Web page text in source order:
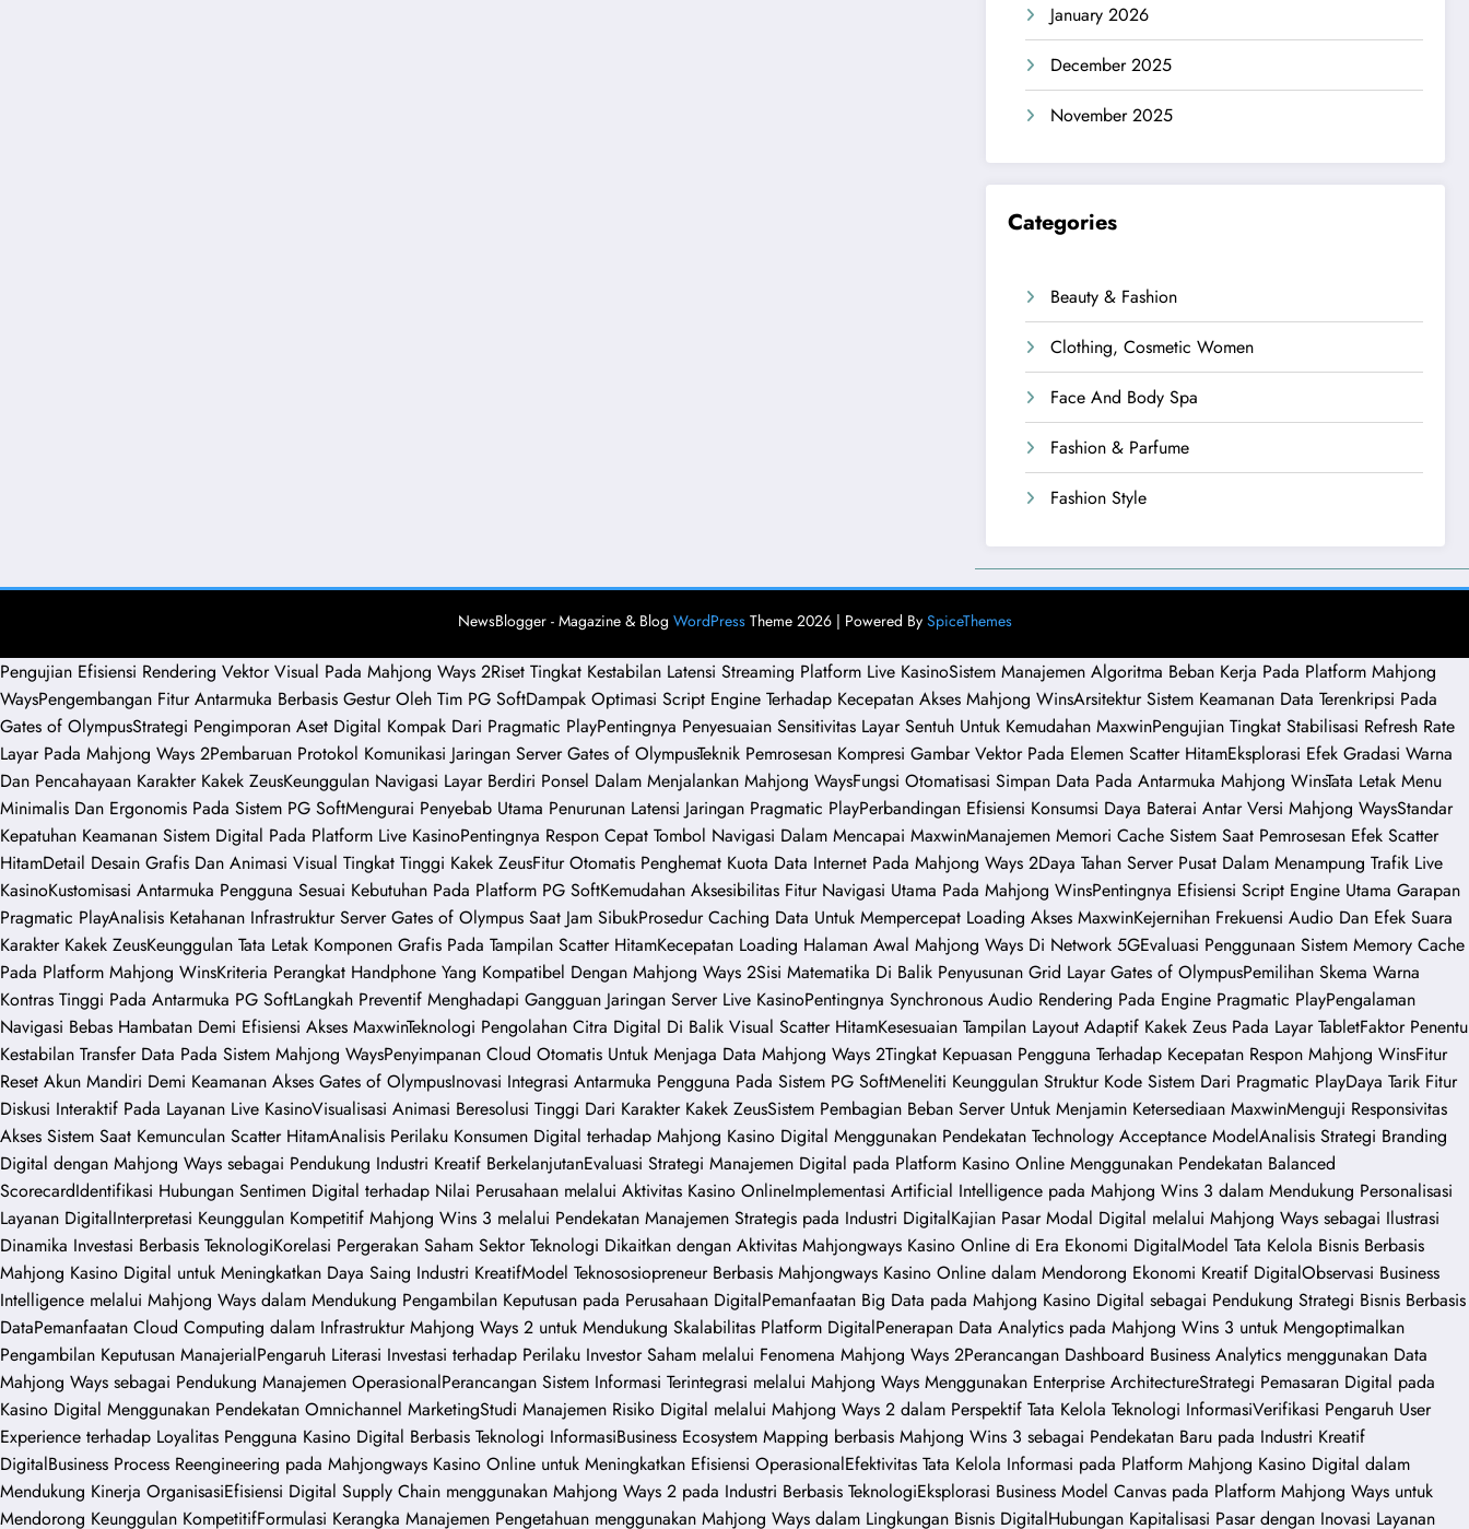
January 2026
December 2025
November 2025
Categories
Beauty & Fashion
Clothing, Cosmetic Women
Face And Body Spa
Fashion & Parfume
Fashion Style
NewsBlogger - Magazine & Blog WordPressTheme 2026 | Powered By SpiceThemes
Pengujian Efisiensi Rendering Vektor Visual Pada Mahjong Ways 2Riset Tingkat Kestabilan Latensi Streaming Platform Live KasinoSistem Manajemen Algoritma Beban Kerja Pada Platform Mahjong
WaysPengembangan Fitur Antarmuka Berbasis Gestur Oleh Tim PG SoftDampak Optimasi Script Engine Terhadap Kecepatan Akses Mahjong WinsArsitektur Sistem Keamanan Data Terenkripsi Pada
Gates of OlympusStrategi Pengimporan Aset Digital Kompak Dari Pragmatic PlayPentingnya Penyesuaian Sensitivitas Layar Sentuh Untuk Kemudahan MaxwinPengujian Tingkat Stabilisasi Refresh Rate
Layar Pada Mahjong Ways 2Pembaruan Protokol Komunikasi Jaringan Server Gates of OlympusTeknik Pemrosesan Kompresi Gambar Vektor Pada Elemen Scatter HitamEksplorasi Efek Gradasi Warna
Dan Pencahayaan Karakter Kakek ZeusKeunggulan Navigasi Layar Berdiri Ponsel Dalam Menjalankan Mahjong WaysFungsi Otomatisasi Simpan Data Pada Antarmuka Mahjong WinsTata Letak Menu
Minimalis Dan Ergonomis Pada Sistem PG SoftMengurai Penyebab Utama Penurunan Latensi Jaringan Pragmatic PlayPerbandingan Efisiensi Konsumsi Daya Baterai Antar Versi Mahjong WaysStandar
Kepatuhan Keamanan Sistem Digital Pada Platform Live KasinoPentingnya Respon Cepat Tombol Navigasi Dalam Mencapai MaxwinManajemen Memori Cache Sistem Saat Pemrosesan Efek Scatter
HitamDetail Desain Grafis Dan Animasi Visual Tingkat Tinggi Kakek ZeusFitur Otomatis Penghemat Kuota Data Internet Pada Mahjong Ways 2Daya Tahan Server Pusat Dalam Menampung Trafik Live
KasinoKustomisasi Antarmuka Pengguna Sesuai Kebutuhan Pada Platform PG SoftKemudahan Aksesibilitas Fitur Navigasi Utama Pada Mahjong WinsPentingnya Efisiensi Script Engine Utama Garapan
Pragmatic PlayAnalisis Ketahanan Infrastruktur Server Gates of Olympus Saat Jam SibukProsedur Caching Data Untuk Mempercepat Loading Akses MaxwinKejernihan Frekuensi Audio Dan Efek Suara
Karakter Kakek ZeusKeunggulan Tata Letak Komponen Grafis Pada Tampilan Scatter HitamKecepatan Loading Halaman Awal Mahjong Ways Di Network 5GEvaluasi Penggunaan Sistem Memory Cache
Pada Platform Mahjong WinsKriteria Perangkat Handphone Yang Kompatibel Dengan Mahjong Ways 2Sisi Matematika Di Balik Penyusunan Grid Layar Gates of OlympusPemilihan Skema Warna
Kontras Tinggi Pada Antarmuka PG SoftLangkah Preventif Menghadapi Gangguan Jaringan Server Live KasinoPentingnya Synchronous Audio Rendering Pada Engine Pragmatic PlayPengalaman
Navigasi Bebas Hambatan Demi Efisiensi Akses MaxwinTeknologi Pengolahan Citra Digital Di Balik Visual Scatter HitamKesesuaian Tampilan Layout Adaptif Kakek Zeus Pada Layar TabletFaktor Penentu
Kestabilan Transfer Data Pada Sistem Mahjong WaysPenyimpanan Cloud Otomatis Untuk Menjaga Data Mahjong Ways 2Tingkat Kepuasan Pengguna Terhadap Kecepatan Respon Mahjong WinsFitur
Reset Akun Mandiri Demi Keamanan Akses Gates of OlympusInovasi Integrasi Antarmuka Pengguna Pada Sistem PG SoftMeneliti Keunggulan Struktur Kode Sistem Dari Pragmatic PlayDaya Tarik Fitur
Diskusi Interaktif Pada Layanan Live KasinoVisualisasi Animasi Beresolusi Tinggi Dari Karakter Kakek ZeusSistem Pembagian Beban Server Untuk Menjamin Ketersediaan MaxwinMenguji Responsivitas
Akses Sistem Saat Kemunculan Scatter HitamAnalisis Perilaku Konsumen Digital terhadap Mahjong Kasino Digital Menggunakan Pendekatan Technology Acceptance ModelAnalisis Strategi Branding
Digital dengan Mahjong Ways sebagai Pendukung Industri Kreatif BerkelanjutanEvaluasi Strategi Manajemen Digital pada Platform Kasino Online Menggunakan Pendekatan Balanced
ScorecardIdentifikasi Hubungan Sentimen Digital terhadap Nilai Perusahaan melalui Aktivitas Kasino OnlineImplementasi Artificial Intelligence pada Mahjong Wins 3 dalam Mendukung Personalisasi
Layanan DigitalInterpretasi Keunggulan Kompetitif Mahjong Wins 3 melalui Pendekatan Manajemen Strategis pada Industri DigitalKajian Pasar Modal Digital melalui Mahjong Ways sebagai Ilustrasi
Dinamika Investasi Berbasis TeknologiKorelasi Pergerakan Saham Sektor Teknologi Dikaitkan dengan Aktivitas Mahjongways Kasino Online di Era Ekonomi DigitalModel Tata Kelola Bisnis Berbasis
Mahjong Kasino Digital untuk Meningkatkan Daya Saing Industri KreatifModel Teknososiopreneur Berbasis Mahjongways Kasino Online dalam Mendorong Ekonomi Kreatif DigitalObservasi Business
Intelligence melalui Mahjong Ways dalam Mendukung Pengambilan Keputusan pada Perusahaan DigitalPemanfaatan Big Data pada Mahjong Kasino Digital sebagai Pendukung Strategi Bisnis Berbasis
DataPemanfaatan Cloud Computing dalam Infrastruktur Mahjong Ways 2 untuk Mendukung Skalabilitas Platform DigitalPenerapan Data Analytics pada Mahjong Wins 3 untuk Mengoptimalkan
Pengambilan Keputusan ManajerialPengaruh Literasi Investasi terhadap Perilaku Investor Saham melalui Fenomena Mahjong Ways 2Perancangan Dashboard Business Analytics menggunakan Data
Mahjong Ways sebagai Pendukung Manajemen OperasionalPerancangan Sistem Informasi Terintegrasi melalui Mahjong Ways Menggunakan Enterprise ArchitectureStrategi Pemasaran Digital pada
Kasino Digital Menggunakan Pendekatan Omnichannel MarketingStudi Manajemen Risiko Digital melalui Mahjong Ways 2 dalam Perspektif Tata Kelola Teknologi InformasiVerifikasi Pengaruh User
Experience terhadap Loyalitas Pengguna Kasino Digital Berbasis Teknologi InformasiBusiness Ecosystem Mapping berbasis Mahjong Wins 3 sebagai Pendekatan Baru pada Industri Kreatif
DigitalBusiness Process Reengineering pada Mahjongways Kasino Online untuk Meningkatkan Efisiensi OperasionalEfektivitas Tata Kelola Informasi pada Platform Mahjong Kasino Digital dalam
Mendukung Kinerja OrganisasiEfisiensi Digital Supply Chain menggunakan Mahjong Ways 2 pada Industri Berbasis TeknologiEksplorasi Business Model Canvas pada Platform Mahjong Ways untuk
Mendorong Keunggulan KompetitifFormulasi Kerangka Manajemen Pengetahuan menggunakan Mahjong Ways dalam Lingkungan Bisnis DigitalHubungan Kapitalisasi Pasar dengan Inovasi Layanan